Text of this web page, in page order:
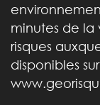
minutes de la
risques
disponibles